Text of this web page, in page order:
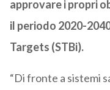
approvare ipropri
il periodo 2020-
Targets (STBi).
“Di fronte a sistemi